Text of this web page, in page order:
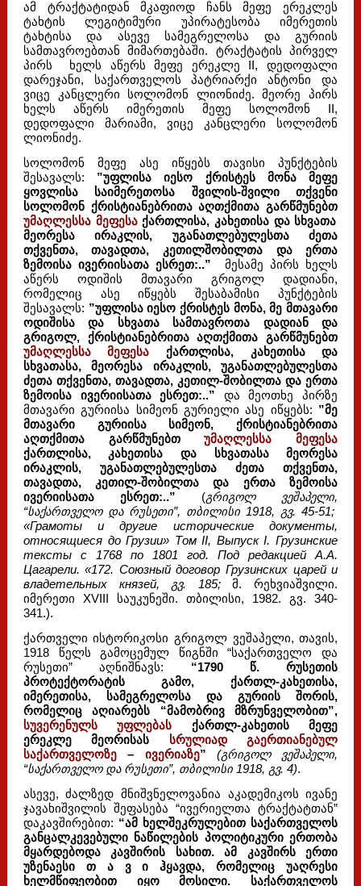
ამ ტრაქტატიდან მკაფიოდ ჩანს მეფე ერეკლეს
ტახტის ლეგიტიმური უპირატესობა იმერეთის
ტახტისა და ასევე სამეგრელოსა და გურიის
სამთავროებთან მიმართებაში. ტრაქტატის პირველ
პირს ხელს აწერს მეფე ერეკლე II, დედოფალი
დარეჯანი, საქართველოს პატრიარქი ანტონი და
ვიცე კანცლერი სოლომონ ლიონიძე. მეორე პირს
ხელს აწერს იმერეთის მეფე სოლომონ II,
დედოფალი მარიამი, ვიცე კანცლერი სოლომონ
ლიონიძე.
სოლომონ მეფე ასე იწყებს თავისი პუნქტების
შესავალს: ”უფლისა იესო ქრისტეს მონა მეფე
ყოვლისა საიმერეთოსა შვილის-შვილი თქვენი
სოლომონ ქრისტიანებრითა აღთქმითა გარწმუნებთ
უმაღლესსა მეფესაქართლისა, კახეთისა და სხვათა
მეორესა ირაკლის, უგანათლებულესთა ძეთა
თქვენთა, თავადთა, კეთილშობილთა და ერთა
ზემოისა ივერიისათა ესრეთ:..”
მესამე პირს ხელს
აწერს ოდიშის მთავარი გრიგოლ დადიანი,
რომელიც ასე იწყებს შესაბამისი პუნქტების
შესავალს: ”უფლისა იესო ქრისტეს მონა, მე მთავარი
ოდიშისა და სხვათა სამთავროთა დადიან და
გრიგოლ, ქრისტიანებრითა აღთქმითა გარწმუნებთ
უმაღლესსა მეფესა ქართლისა, კახეთისა და
სხვათასა, მეორესა ირაკლის, უგანათლებულესთა
ძეთა თქვენთა, თავადთა, კეთილ-შობილთა და ერთა
ზემოისა ივერიისათა ესრეთ:..” და მეოთხე პირზე
მთავარი გურიისა სიმეონ გურიელი ასე იწყებს: ”მე
მთავარი გურიისა სიმეონ, ქრისტიანებრითა
აღთქმითა გარწმუნებთუმაღლესსა მეფესა
ქართლისა, კახეთისა და სხვათასა მეორესა
ირაკლის, უგანათლებულესთა ძეთა თქვენთა,
თავადთა, კეთილ-შობილთა და ერთა ზემოისა
ივერიისათა ესრეთ:..” (გრიგოლ ვეშაპელი,
“საქართველო და რუსეთი”, თბილისი 1918, გვ. 45-51;
«Грамоты и другие исторические документы,
относящиеся до Грузии» Том II, Выпуск I. Грузинские
тексты с 1768 по 1801 год. Под редакцией А.А.
Цагарели. «172. Союзный договор Грузинских царей и
владетельных князей, გვ. 185;მ. რეხვიაშვილი.
იმერეთი XVIII საუკუნეში. თბილისი, 1982. გვ. 340-
341.).
ქართველი ისტორიკოსი გრიგოლ ვეშაპელი, თავის,
1918 წელს გამოცემულ წიგნში “საქართველო და
რუსეთი” აღნიშნავს: “1790 წ. რუსეთის
პროტექტორატის გამო, ქართლ-კახეთისა,
იმერეთისა, სამეგრელოსა და გურიის შორის,
რომელიც აღიარებს “მამობრივ მზრუნველობით”,
სუვერენულს უფლებას ქართლ-კახეთის მეფე
ერეკლე მეორისას სრულიად გაერთიანებულ
საქართველოზე– ივერიაზე”
(გრიგოლ ვეშაპელი,
“საქართველო და რუსეთი”, თბილისი 1918, გვ. 4).
ასევე, ძალზედ მნიშვნელოვანია აკადემიკოს ივანე
ჯავახიშვილის შეფასება “ივერიელთა ტრაქტატთან”
დაკავშირებით: “ამ ხელშეკრულებით საქართველოს
განცალკევებული ნაწილების პოლიტიკური ერთობა
მყარდებოდა კავშირის სახით. ამ კავშირს ერთი
უზენაესი თ ა ვ ი ჰყავდა, რომელიც უაღრესი
ხელმწიფეობით იყო მოსილი. საქართველოს